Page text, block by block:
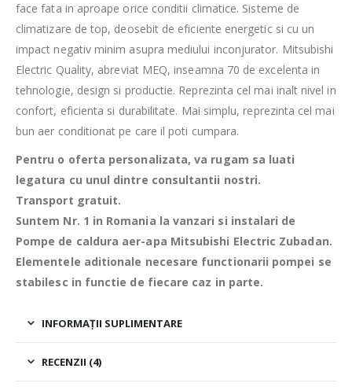
face fata in aproape orice conditii climatice. Sisteme de
climatizare de top, deosebit de eficiente energetic si cu un
impact negativ minim asupra mediului inconjurator. Mitsubishi
Electric Quality, abreviat MEQ, inseamna 70 de excelenta in
tehnologie, design si productie. Reprezinta cel mai inalt nivel in
confort, eficienta si durabilitate. Mai simplu, reprezinta cel mai
bun aer conditionat pe care il poti cumpara.
Pentru o oferta personalizata, va rugam sa luati
legatura cu unul dintre consultantii nostri.
Transport gratuit.
Suntem Nr. 1 in Romania la vanzari si instalari de
Pompe de caldura aer-apa Mitsubishi Electric Zubadan.
Elementele aditionale necesare functionarii pompei se
stabilesc in functie de fiecare caz in parte.
INFORMAȚII SUPLIMENTARE
RECENZII (4)